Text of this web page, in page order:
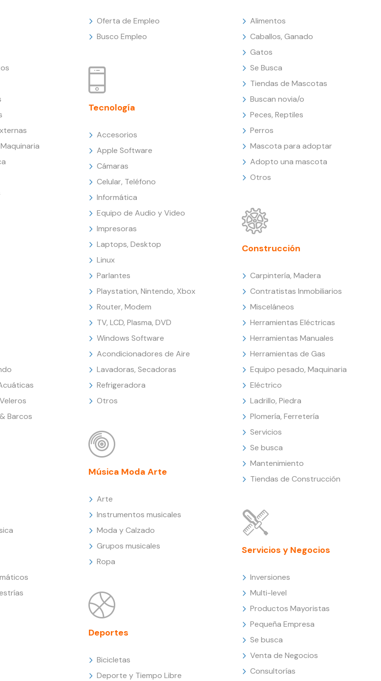
Barcos
Oferta de Empleo
Busco Empleo
Tecnología
Accesorios
Apple Software
Cámaras
Celular, Teléfono
Informática
Equipo de Audio y Video
Impresoras
Laptops, Desktop
Linux
Parlantes
Playstation, Nintendo, Xbox
Router, Modem
TV, LCD, Plasma, DVD
Windows Software
Acondicionadores de Aire
Lavadoras, Secadoras
Refrigeradora
Otros
Música Moda Arte
Arte
Instrumentos musicales
Moda y Calzado
Grupos musicales
Ropa
Deportes
Bicicletas
Deporte y Tiempo Libre
Alimentos
Caballos, Ganado
Gatos
Se Busca
Tiendas de Mascotas
Buscan novia/o
Peces, Reptiles
Perros
Mascota para adoptar
Adopto una mascota
Otros
Construcción
Carpintería, Madera
Contratistas Inmobiliarios
Misceláneos
Herramientas Eléctricas
Herramientas Manuales
Herramientas de Gas
Equipo pesado, Maquinaria
Eléctrico
Ladrillo, Piedra
Plomería, Ferretería
Servicios
Se busca
Mantenimiento
Tiendas de Construcción
Servicios y Negocios
Inversiones
Multi-level
Productos Mayoristas
Pequeña Empresa
Se busca
Venta de Negocios
Consultorías